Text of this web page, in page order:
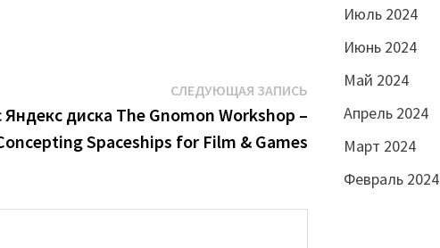
СЛЕДУЮЩАЯ ЗАПИСЬСледующая
запись:
Яндекс диска The Gnomon Workshop –
Spaceships for Film & Games
Июль 2024
Июнь 2024
Май 2024
Апрель 2024
Март 2024
Февраль 2024